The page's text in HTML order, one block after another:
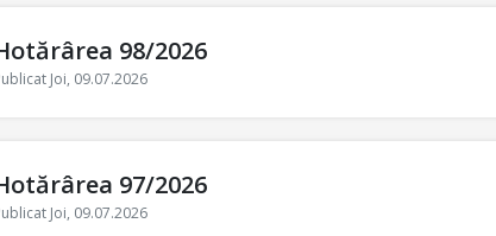
98/2026
Joi, 09.07.2026
97/2026
Joi, 09.07.2026